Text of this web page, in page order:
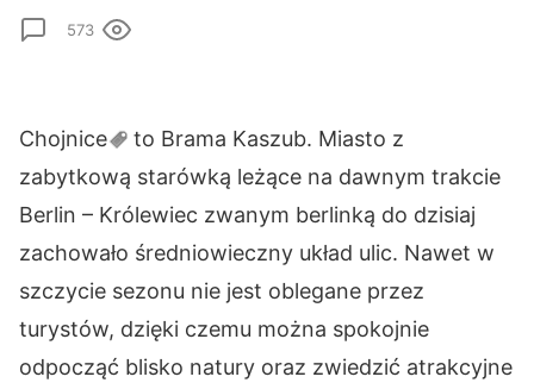
573
Chojnice
to Brama Kaszub. Miasto z
zabytkową starówką leżące na dawnym trakcie
Berlin – Królewiec zwanym berlinką do dzisiaj
zachowało średniowieczny układ ulic. Nawet w
szczycie sezonu nie jest oblegane przez
turystów, dzięki czemu można spokojnie
odpocząć blisko natury oraz zwiedzić atrakcyjne